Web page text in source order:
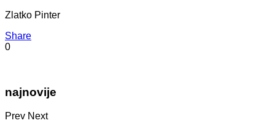
Zlatko Pinter
Share
0
najnovije
Prev Next